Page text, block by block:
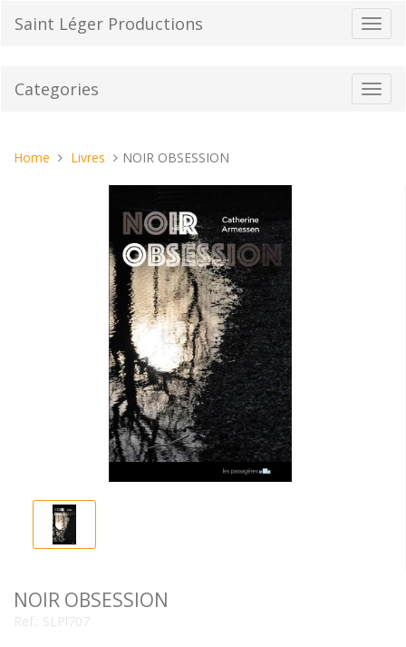
Saint Léger Productions
Categories
You
Home Livres NOIR OBSESSION
NOIR OBSESSION
Ref.: SLPl707